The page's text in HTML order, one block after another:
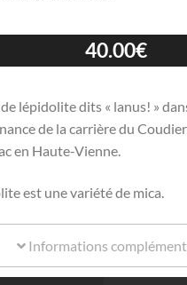
40.00€
lépidolite dits « lanus! »
de la carrière du
en Haute-Vienne.
est une variété de mica.
Informations